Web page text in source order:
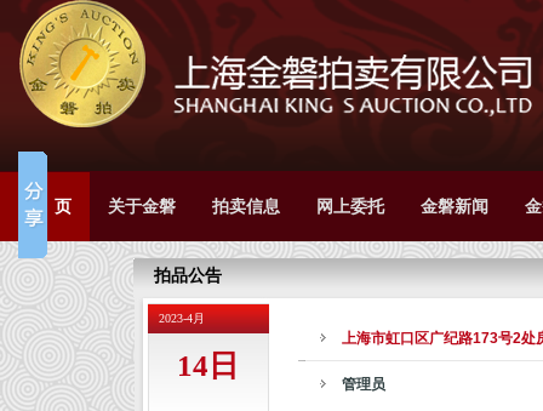
首 页 关于金磐 拍卖信息 网上委托 金磐新闻
拍品公告
2023-4月
14日
上海市虹口区广纪路173号2处
管理员